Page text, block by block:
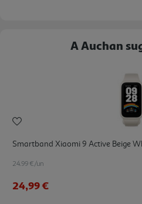
A Auchan
Smartband Xiaomi 9 Active Beige
24.99 €/un
24,99 €